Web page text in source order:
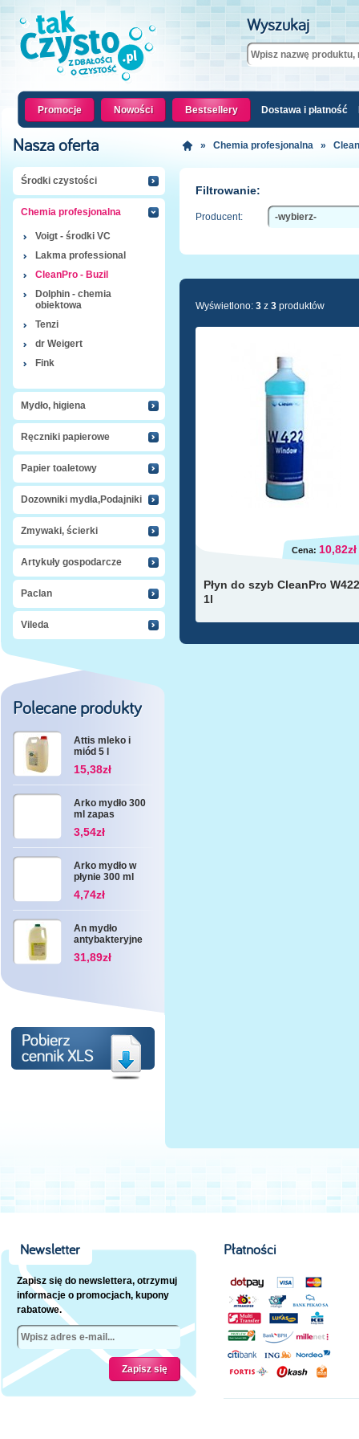
Wyszukaj
Promocje Nowości Bestsellery Dostawa i płatność
Nasza oferta
Środki czystości
Chemia profesjonalna
Voigt - środki VC
Lakma professional
CleanPro - Buzil
Dolphin - chemia
obiektowa
Tenzi
dr Weigert
Fink
Mydło, higiena
Ręczniki papierowe
Papier toaletowy
Dozowniki mydła,Podajniki
Zmywaki, ścierki
Artykuły gospodarcze
Paclan
Vileda
Polecane produkty
Attis mleko i
miód 5 l
15,38zł
Arko mydło 300
ml zapas
3,54zł
Arko mydło w
płynie 300 ml
4,74zł
An mydło
antybakteryjne
3 l
31,89zł
» Chemia profesjonalna »
Filtrowanie:
Producent:
Wyświetlono: 3 z 3 produktów
Cena: 10,82zł
Płyn do szyb CleanPro W422
1l
Newsletter
Zapisz się do newslettera, otrzymuj
informacje o promocjach, kupony
rabatowe.
Płatności